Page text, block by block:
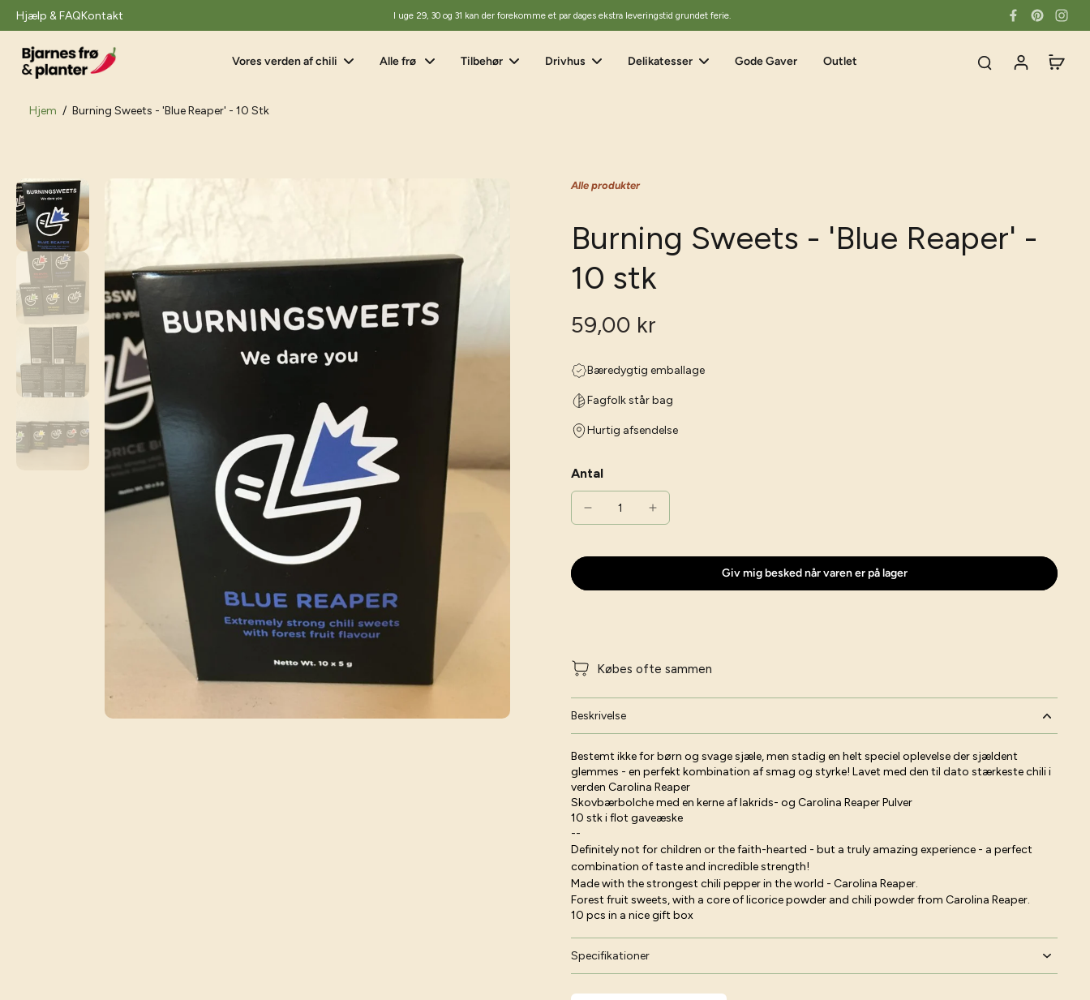
Hjælp & FAQKontakt I uge 29, 30 og 31 kan der forekomme et par dages ekstra leveringstid grundet ferie.
Vores verden af chili Alle frø Tilbehør Drivhus Delikatesser Gode Gaver Outlet
Hjem / Burning Sweets - 'Blue Reaper' - 10 Stk
Gå
til
produktoplysninger
Alle produkter
Burning Sweets - 'Blue Reaper' -
10 stk
59,00 kr
Bæredygtig emballage
Fagfolk står bag
Hurtig afsendelse
Antal
Giv mig besked når varen er på lager
Købes ofte sammen
Beskrivelse
Bestemt ikke for børn og svage sjæle, men stadig en helt speciel oplevelse der sjældent
glemmes - en perfekt kombination af smag og styrke! Lavet med den til dato stærkeste chili i
verden Carolina Reaper
Skovbærbolche med en kerne af lakrids- og Carolina Reaper Pulver
10 stk i flot gaveæske
--
Definitely not for children or the faith-hearted - but a truly amazing experience - a perfect
combination of taste and incredible strength!
Made with the strongest chili pepper in the world - Carolina Reaper.
Forest fruit sweets, with a core of licorice powder and chili powder from Carolina Reaper.
10 pcs in a nice gift box
Specifikationer